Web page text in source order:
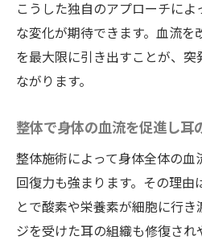
こうした独自のアプローチに
な変化が期待できます。血流を
を最大限に引き出すことが、
ながります。
整体で身体の血流を促進し耳
整体施術によって身体全体の血
回復力も強まります。その理由
とで酸素や栄養素が細胞に行
ジを受けた耳の組織も修復され